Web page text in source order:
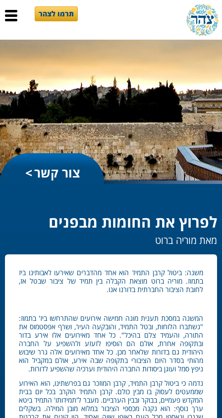
תרמו לצהר
צור קשר
לפרוץ את החומות מבפנים
מאת מוריה ברוט
משנה: ביטול קרבן התמיד הוא אחד מהדברים שאירעו לאבותינו ביז
בתמוז. מוריה ברוט מוצאת הקבלה בין תמיד של ציבור שבטל אז,
לחובת הציבור החברתית בדורנו אנו.
המשנה במסכת תענית מונה חמישה אירועים שהתרחשו ביז' בתמוז:
"נשתברו הלוחות, ובטל התמיד, והובקעה העיר, ושרף אפסטמוס את
התורה, והעמיד צלם בהיכל". כל אחד מאירועים אלו אירע בדור
ובתקופה אחרת, אולם הם הוסיפו לזעזע ולהשפיע על החברה
היהודית גם בדורות שלאחר מכן. כל אחד מאירועים אלה גרר שיבוש
מהותי בסדר היום הציבורי בתקופה שבה אירע, אולם במקביל הוא
ניפץ סמל ועוגן ביסודות החברה היהודית וערכיה שהשפיע לדורות.
נדמה כי ביטול קרבן התמיד, קרבן המוזכר גם בפרשתינו, הוא האירוע
שממעטים לעסוק בו מבין כולם. קרבן התמיד הוקרב בכל יום בבית
המקדש פעמיים, בבוקר ובבין הערביים. מעבר ל'תמידותו' התמיד ביטא
ערך נוסף: הוא נקנה מכספי הציבור במלוא מובן המילה. בשקלים